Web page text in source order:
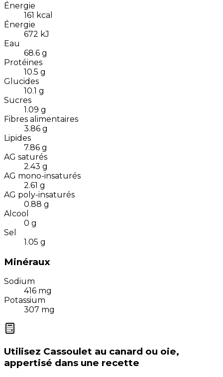
Énergie
161 kcal
Énergie
672 kJ
Eau
68.6 g
Protéines
10.5 g
Glucides
10.1 g
Sucres
1.09 g
Fibres alimentaires
3.86 g
Lipides
7.86 g
AG saturés
2.43 g
AG mono-insaturés
2.61 g
AG poly-insaturés
0.88 g
Alcool
0 g
Sel
1.05 g
Minéraux
Sodium
416 mg
Potassium
307 mg
Utilisez Cassoulet au canard ou oie,
appertisé dans une recette